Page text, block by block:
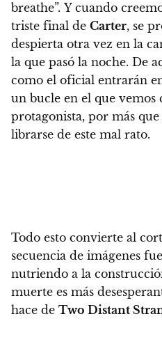
breathe”. Y cuando
triste final de Carter, se
despierta otra vez en la
la que pasó la noche. De
como el oficial entrarán
un bucle en el que vemos
protagonista, por más
librarse de este mal rato.
Todo esto convierte al
secuencia de imágenes
nutriendo a la
muerte es más
hace de Two Distant